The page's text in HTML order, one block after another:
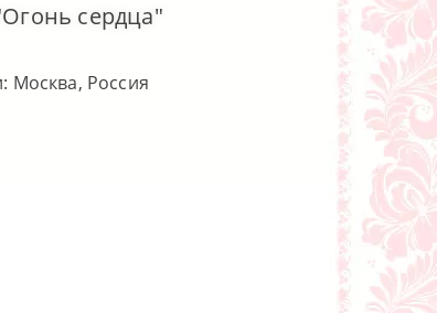
сердца"
Москва, Россия